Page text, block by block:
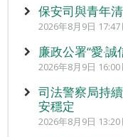
保安司與青年
2026年8月9日 17:47
廉政公署“愛‧
2026年8月9日 16:00
司法警察局持
安穩定
2026年8月9日 13:20